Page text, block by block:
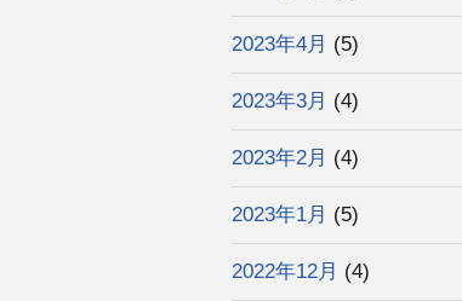
2023年4月 (5)
2023年3月 (4)
2023年2月 (4)
2023年1月 (5)
2022年12月 (4)